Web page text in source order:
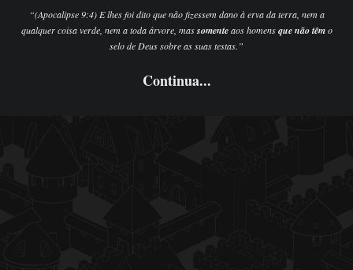
“(Apocalipse 9:4) E lhes foi dito que não fizessem dano à erva da terra, nem a
qualquer coisa verde, nem a toda árvore, massomenteaos homensque não têmo
selo de Deus sobre as suas testas.”
Continua...